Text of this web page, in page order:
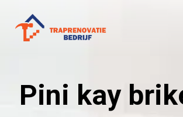
Pini kay